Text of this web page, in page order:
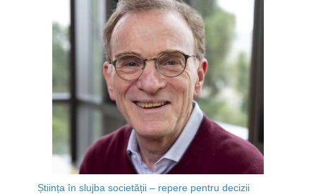
Știința în slujba societății – repere pentru decizii